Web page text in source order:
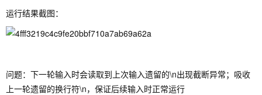
运行结果截图：
问题：下一轮输入时会读取到上次输入遗留的\n出现截断异常；吸收
上一轮遗留的换行符\n，保证后续输入时正常运行